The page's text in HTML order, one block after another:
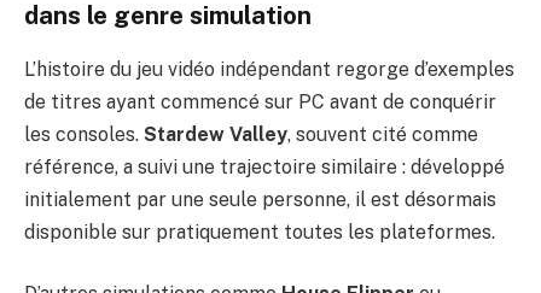
dans le genre simulation
L’histoire du jeu vidéo indépendant regorge d’exemples
de titres ayant commencé sur PC avant de conquérir
les consoles. Stardew Valley, souvent cité comme
référence, a suivi une trajectoire similaire : développé
initialement par une seule personne, il est désormais
disponible sur pratiquement toutes les plateformes.